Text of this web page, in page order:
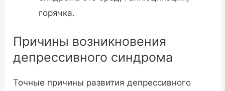
горячка.
Причины возникновения
депрессивного синдрома
Точные причины развития депрессивного